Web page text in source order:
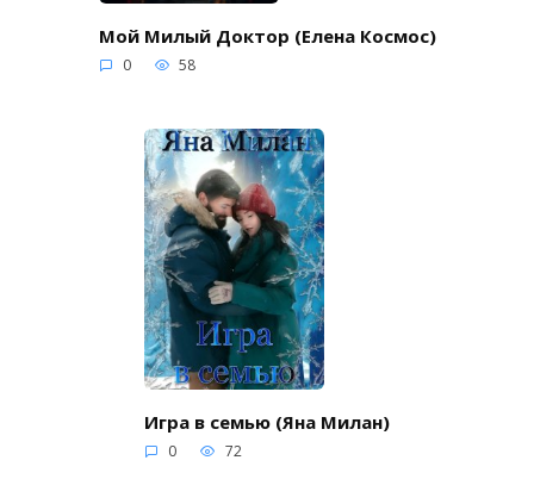
Мой Милый Доктор (Елена Космос)
0 58
Игра в семью (Яна Милан)
0 72